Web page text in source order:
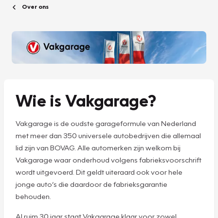
Over ons
Wie is Vakgarage?
Vakgarage is de oudste garageformule van Nederland
met meer dan 350 universele autobedrijven die allemaal
lid zijn van BOVAG. Alle automerken zijn welkom bij
Vakgarage waar onderhoud volgens fabrieksvoorschrift
wordt uitgevoerd. Dit geldt uiteraard ook voor hele
jonge auto’s die daardoor de fabrieksgarantie
behouden.
Al ruim 30 jaar staat Vakgarage klaar voor zowel